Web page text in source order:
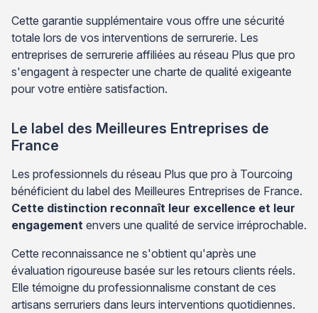
Cette garantie supplémentaire vous offre une sécurité
totale lors de vos interventions de serrurerie. Les
entreprises de serrurerie affiliées au réseau Plus que pro
s'engagent à respecter une charte de qualité exigeante
pour votre entière satisfaction.
Le label des Meilleures Entreprises de
France
Les professionnels du réseau Plus que pro à Tourcoing
bénéficient du label des Meilleures Entreprises de France.
Cette distinction reconnaît leur excellence et leur
engagement envers une qualité de service irréprochable.
Cette reconnaissance ne s'obtient qu'après une
évaluation rigoureuse basée sur les retours clients réels.
Elle témoigne du professionnalisme constant de ces
artisans serruriers dans leurs interventions quotidiennes.